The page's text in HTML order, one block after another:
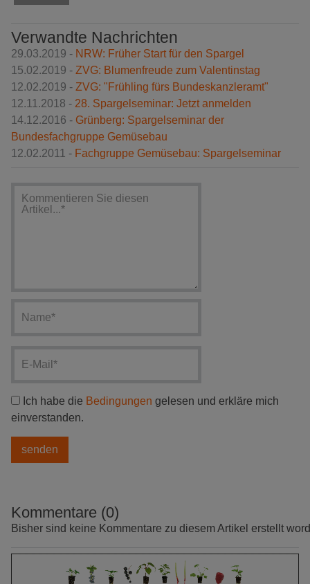
Verwandte Nachrichten
29.03.2019 - NRW: Früher Start für den Spargel
15.02.2019 - ZVG: Blumenfreude zum Valentinstag
12.02.2019 - ZVG: "Frühling fürs Bundeskanzleramt"
12.11.2018 - 28. Spargelseminar: Jetzt anmelden
14.12.2016 - Grünberg: Spargelseminar der
Bundesfachgruppe Gemüsebau
12.02.2011 - Fachgruppe Gemüsebau: Spargelseminar
Ich habe die Bedingungen gelesen und erkläre mich
einverstanden.
Kommentare (0)
Bisher sind keine Kommentare zu diesem Artikel erstellt